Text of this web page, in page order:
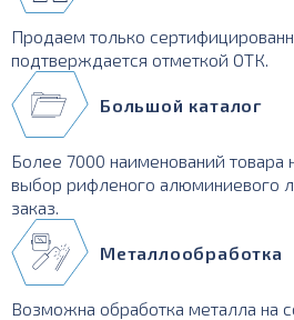
Продаем только
подтверждается отметкой ОТК.
Большой каталог
Более 7000 наименований товара
выбор рифленого алюминиевого
заказ.
Металлообработка
Возможна обработка металла на